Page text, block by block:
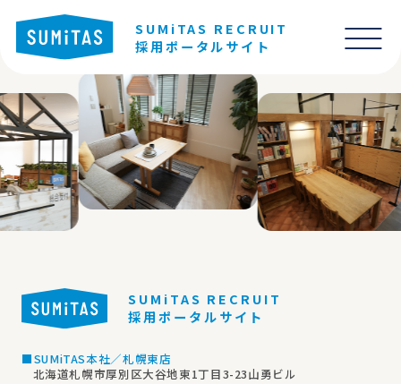
SUMiTAS RECRUIT
採用ポータルサイト
SUMiTAS RECRUIT
採用ポータルサイト
■SUMiTAS本社／札幌東店
北海道札幌市厚別区大谷地東1丁目3-23山勇ビル